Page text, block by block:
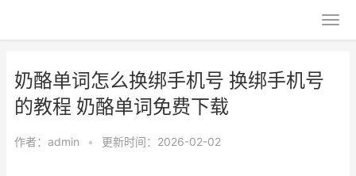
奶酪单词怎么换绑手机号 换绑手机号
的教程 奶酪单词免费下载
作者： admin • 更新时间：2026-02-02